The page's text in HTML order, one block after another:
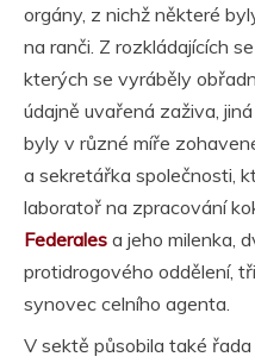
orgány, z nichž některé
na ranči. Z rozkládajících
kterých se vyráběly
údajně uvařená zaživa,
byly v různé míře
a sekretářka společnosti,
laboratoř na zpracování
Federales a jeho milenka,
protidrogového oddělení,
synovec celního agenta.
V sektě působila také